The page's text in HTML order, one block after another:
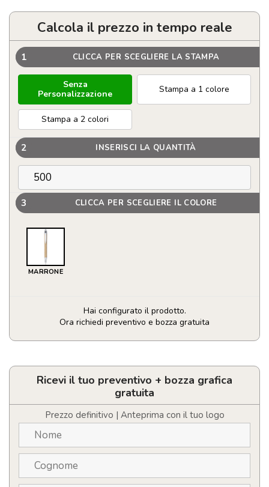
Calcola il prezzo in tempo reale
1 CLICCA PER SCEGLIERE LA STAMPA
Senza
Personalizzazione
Stampa a 1 colore
Stampa a 2 colori
2 INSERISCI LA QUANTITÀ
3 CLICCA PER SCEGLIERE IL COLORE
MARRONE
Hai configurato il prodotto.
Ora richiedi preventivo e bozza gratuita
Penna
sfera
quantità
Ricevi il tuo preventivo + bozza grafica
gratuita
Prezzo definitivo | Anteprima con il tuo logo